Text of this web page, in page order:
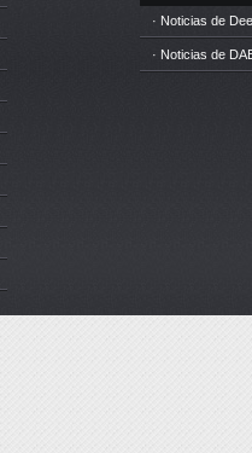
· Noticias de
· Noticias de